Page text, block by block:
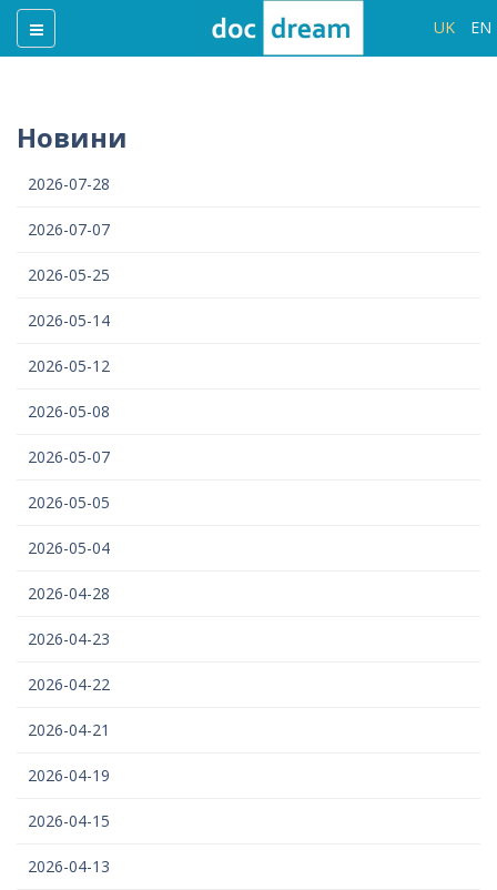
UK EN
Новини
2026-07-28
2026-07-07
2026-05-25
2026-05-14
2026-05-12
2026-05-08
2026-05-07
2026-05-05
2026-05-04
2026-04-28
2026-04-23
2026-04-22
2026-04-21
2026-04-19
2026-04-15
2026-04-13